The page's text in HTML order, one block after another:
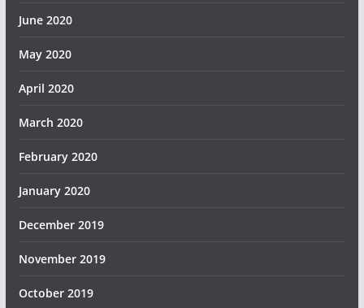
June 2020
May 2020
April 2020
March 2020
February 2020
January 2020
December 2019
November 2019
October 2019